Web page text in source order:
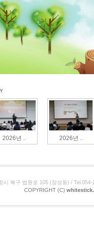
2026년 .. 2026년 ..
시 북구 법원로 105 (장성동) /
COPYRIGHT (C)